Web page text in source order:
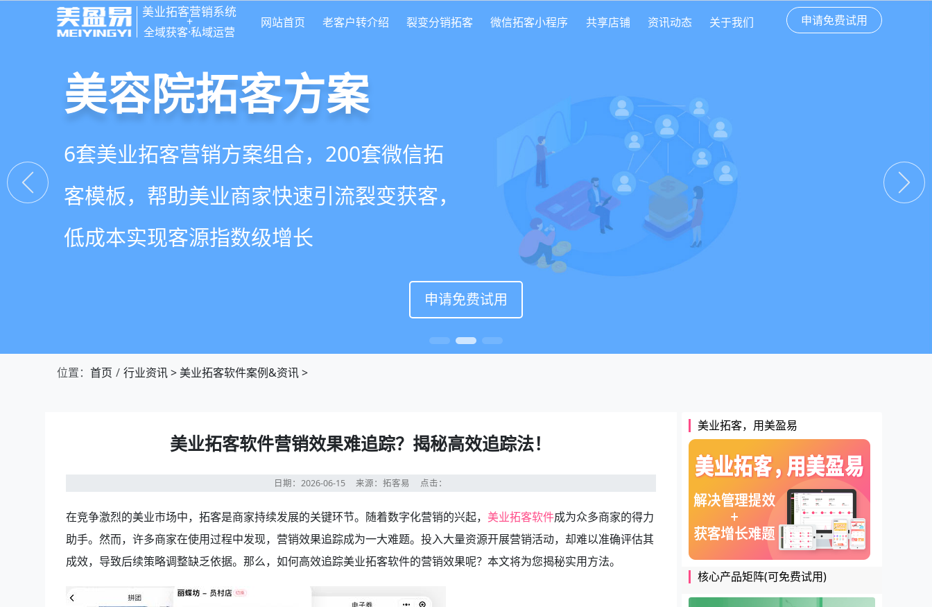
美业拓客营销系统
+
全域获客·私域运营
网站首页 老客户转介绍 裂变分销拓客 微信拓客小程序 共享店铺 资讯动态 关于我们 申请免费试用
美业拓客，就用美盈易
美业全域引流获客+私域运营增长方案，一站式解
决美业门店拓、留、锁、升难题
申请免费试用
美容院拓客方案
6套美业拓客营销方案组合，200套微信拓
客模板，帮助美业商家快速引流裂变获客，
低成本实现客源指数级增长
申请免费试用
美业私域运营scrm
从拉新、转化、复购到裂变转介绍面面俱
到，赋能美容顾问销售，实现客户、业绩
持续增长
申请免费试用
位置： 首页 行业资讯>美业拓客软件案例&资讯>
美业拓客软件营销效果难追踪？揭秘高效追踪法！
日期：2026-06-15来源：拓客易 点击：
在竞争激烈的美业市场中，拓客是商家持续发展的关键环节。随着数字化营销的兴起， 美业拓客软件成为众多商家的得力
助手。然而，许多商家在使用过程中发现，营销效果追踪成为一大难题。投入大量资源开展营销活动，却难以准确评估其
成效，导致后续策略调整缺乏依据。那么，如何高效追踪美业拓客软件的营销效果呢？本文将为您揭秘实用方法。
美业拓客，用美盈易
核心产品矩阵(可免费试用)